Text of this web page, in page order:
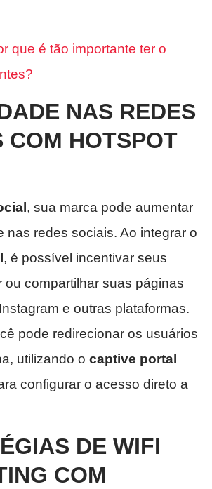
que é tão importante ter o
NAS REDES
COM HOTSPOT
, sua marca pode aumentar
nas redes sociais. Ao integrar o
, é possível incentivar seus
ou compartilhar suas páginas
e outras plataformas.
pode redirecionar os usuários
utilizando o captive portal
configurar o acesso direto a
DE WIFI
COM